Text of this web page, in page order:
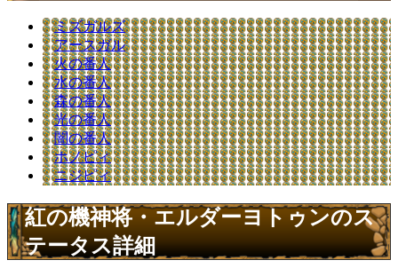
ミズガルズ
アースガル
火の番人
水の番人
森の番人
光の番人
闇の番人
ホノピィ
ニジピィ
紅の機神将・エルダーヨトゥンのス
テータス詳細